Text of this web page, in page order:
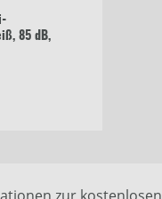
85 dB,